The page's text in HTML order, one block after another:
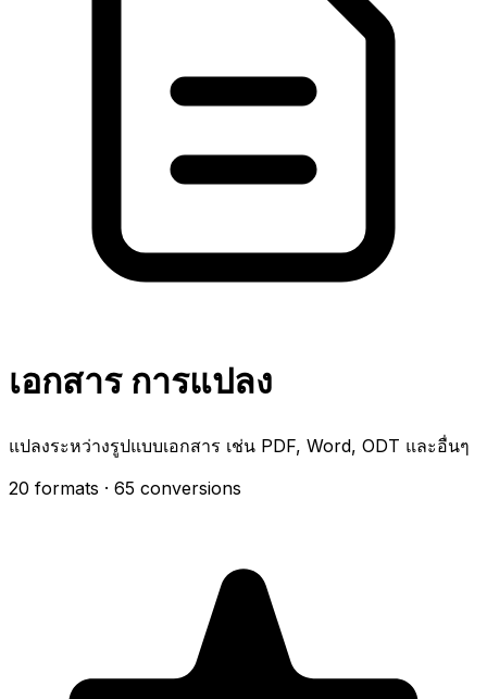
เอกสาร การแปลง
แปลงระหว่างรูปแบบเอกสาร เช่น PDF, Word, ODT และอื่นๆ
20 formats · 65 conversions